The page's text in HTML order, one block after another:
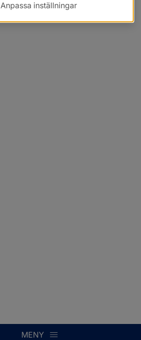
MENY
Anpassa inställningar